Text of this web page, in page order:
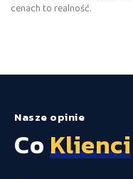
cenach to realność.
Nasze opinie
CoKlienci